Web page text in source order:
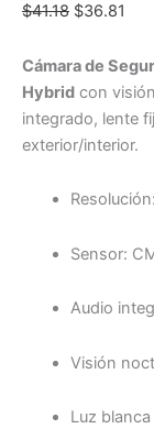
$41.18 $36.81
Cámara de
Hybrid con
integrado, lente
exterior/interior.
Sensor:
Audio
Visión
Luz